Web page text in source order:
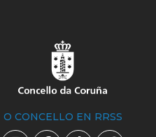
O CONCELLO EN RRSS